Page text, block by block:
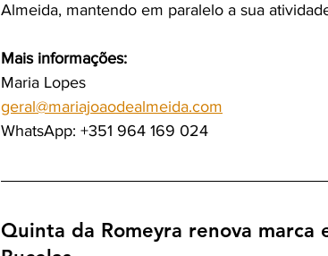
Almeida, mantendo em paralelo a sua
Mais informações:
Maria Lopes
geral@mariajoaodealmeida.com
WhatsApp: +351 964 169 024
Quinta da Romeyra renova